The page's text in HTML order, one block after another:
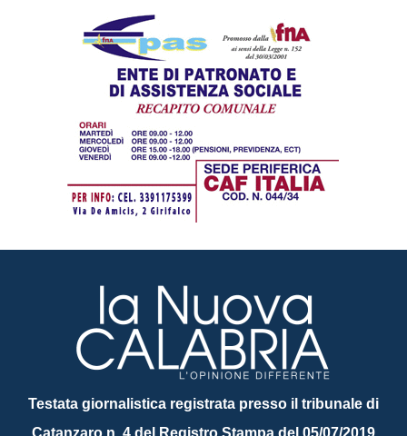
Testata giornalistica registrata presso il tribunale di
Catanzaro n. 4 del Registro Stampa del 05/07/2019